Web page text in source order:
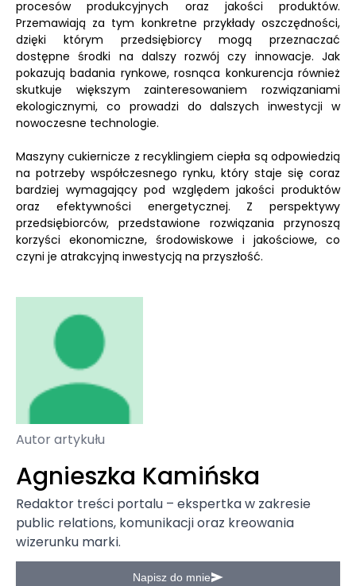
procesów produkcyjnych oraz jakości produktów.
Przemawiają za tym konkretne przykłady oszczędności,
dzięki którym przedsiębiorcy mogą przeznaczać
dostępne środki na dalszy rozwój czy innowacje. Jak
pokazują badania rynkowe, rosnąca konkurencja również
skutkuje większym zainteresowaniem rozwiązaniami
ekologicznymi, co prowadzi do dalszych inwestycji w
nowoczesne technologie.
Maszyny cukiernicze z recyklingiem ciepła są odpowiedzią
na potrzeby współczesnego rynku, który staje się coraz
bardziej wymagający pod względem jakości produktów
oraz efektywności energetycznej. Z perspektywy
przedsiębiorców, przedstawione rozwiązania przynoszą
korzyści ekonomiczne, środowiskowe i jakościowe, co
czyni je atrakcyjną inwestycją na przyszłość.
Autor artykułu
Agnieszka Kamińska
Redaktor treści portalu – ekspertka w zakresie
public relations, komunikacji oraz kreowania
wizerunku marki.
Napisz do mnie